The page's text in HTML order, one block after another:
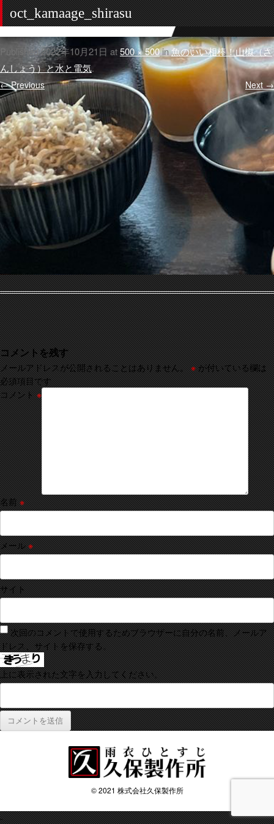
oct_kamaage_shirasu
Published2022年10月21日 at500 × 500in魚のいい相棒！山椒（さ
んしょう）と水と電気.
← Previous Next →
コメントを残す
メールアドレスが公開されることはありません。 ※が付いている欄は
必須項目です
コメント※
名前※
メール※
サイト
次回のコメントで使用するためブラウザーに自分の名前、メールア
ドレス、サイトを保存する。
上に表示された文字を入力してください。
© 2021 株式会社久保製作所
-